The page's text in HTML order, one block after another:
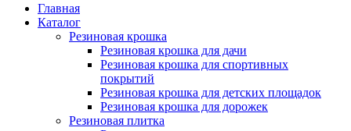
Главная
Каталог
Резиновая крошка
Резиновая крошка для дачи
Резиновая крошка для спортивных
покрытий
Резиновая крошка для детских площадок
Резиновая крошка для дорожек
Резиновая плитка